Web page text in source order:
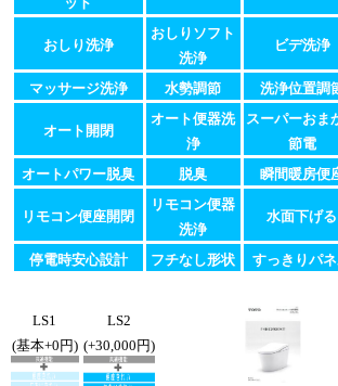
おしり洗浄
おしりソフト
洗浄
ビデ洗浄
マッサージ洗浄 水勢調節 洗浄位置調
オート開閉
オート便器洗
浄
スーパーおま
節電
オートパワー脱臭 脱臭 瞬間暖房便
リモコン便座開閉
リモコン便器
洗浄
水面下げる
停電時安心設計 フチなし形状 すっきりパ
LS1
(基本+0円)
LS2
(+30,000円)